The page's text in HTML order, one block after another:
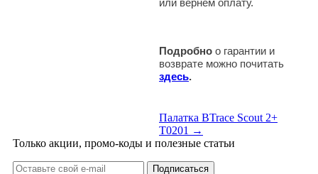
или вернем оплату.
Подробно о гарантии и
возврате можно почитать
здесь.
Палатка BTrace Scout 2+
T0201 →
Только акции, промо-коды и полезные статьи